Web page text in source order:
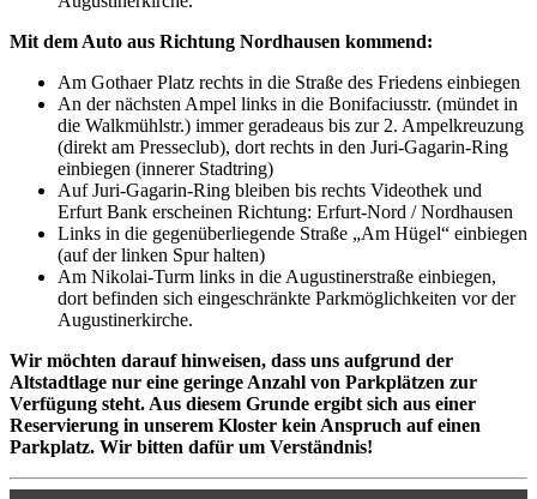
Mit dem Auto aus Richtung Nordhausen kommend:
Am Gothaer Platz rechts in die Straße des Friedens einbiegen
An der nächsten Ampel links in die Bonifaciusstr. (mündet in
die Walkmühlstr.) immer geradeaus bis zur 2. Ampelkreuzung
(direkt am Presseclub), dort rechts in den Juri-Gagarin-Ring
einbiegen (innerer Stadtring)
Auf Juri-Gagarin-Ring bleiben bis rechts Videothek und
Erfurt Bank erscheinen Richtung: Erfurt-Nord / Nordhausen
Links in die gegenüberliegende Straße „Am Hügel“ einbiegen
(auf der linken Spur halten)
Am Nikolai-Turm links in die Augustinerstraße einbiegen,
dort befinden sich eingeschränkte Parkmöglichkeiten vor der
Augustinerkirche.
Wir möchten darauf hinweisen, dass uns aufgrund der
Altstadtlage nur eine geringe Anzahl von Parkplätzen zur
Verfügung steht. Aus diesem Grunde ergibt sich aus einer
Reservierung in unserem Kloster kein Anspruch auf einen
Parkplatz. Wir bitten dafür um Verständnis!